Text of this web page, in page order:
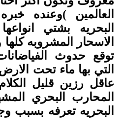
العالمين )وعنده
البحريه بشتي
الاسحار المشروبه
توقع حدوث
التي بها ماء تحت
عاقل رزين قليل
المحارب البحري
البحريه تعرفه بسبب